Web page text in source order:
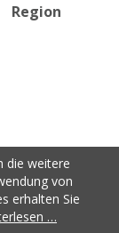
Region
die weitere
von
erhalten Sie
…